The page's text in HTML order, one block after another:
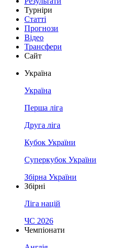
Турніри
Статті
Прогнози
Відео
Трансфери
Сайт
Україна
Україна
Перша ліга
Друга ліга
Кубок України
Суперкубок України
Збірна України
Збірні
Ліга націй
ЧС 2026
Чемпіонати